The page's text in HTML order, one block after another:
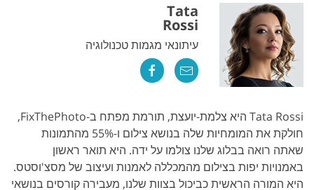
Tata
Rossi
עיתונאי מגמות טכנולוגיה
Tata Rossi היא צלמת-יועצת, תורמת מפתח ב-FixThePhoto,
חולקת את המומחיות שלה בנושא צילום ו-55% מהתמונות
שאתה רואה בבלוג שלנו צולמו על ידה. היא תואר ראשון
באמנויות יפות בצילום מהמכללה לאמנות ועיצוב של מסצ'וסטס.
היא המורה הראשית כביכול בצוות שלנו, מעבירה קורסים בנושאי